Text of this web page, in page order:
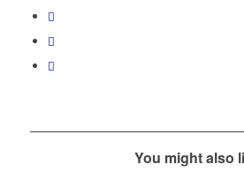
You might also